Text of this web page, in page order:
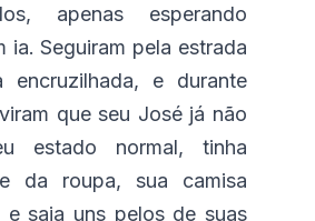
apenas esperando
ia. Seguiram pela estrada
encruzilhada, e durante
que seu José já não
estado normal, tinha
da roupa, sua camisa
e saia uns pelos de suas